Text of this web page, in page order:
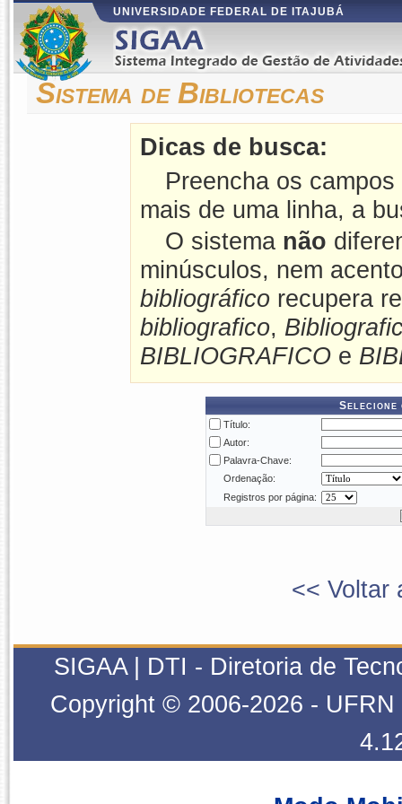
UNIVERSIDADE FEDERAL DE ITAJUBÁ
Sistema de Bibliotecas
Dicas de busca:
Preencha os
mais de uma linha, a
O sistema não
minúsculos, nem
bibliográfico recupera
bibliografico,
BIBLIOGRAFICO e
Selecione
Título:
Autor:
Palavra-Chave:
Ordenação:
Registros por página:
<< Voltar
SIGAA | DTI - Diretoria de
Copyright © 2006-2026 -